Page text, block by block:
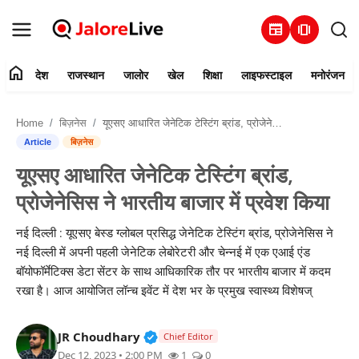
newspaper amp_stories
संपर्क करें
देश
जालोर
खेल
शिक्षा
home देश राजस्थान जालोर खेल शिक्षा लाइफस्टाइल मनोरंजन
Home बिज़नेस यूएसए आधारित जेनेटिक टेस्टिंग ब्रांड, प्रोजेनेसिस ने भारतीय बाजार में प्रवेश किया
Article बिज़नेस
यूएसए आधारित जेनेटिक टेस्टिंग ब्रांड,
प्रोजेनेसिस ने भारतीय बाजार में प्रवेश किया
नई दिल्ली : यूएसए बेस्ड ग्लोबल प्रसिद्ध जेनेटिक टेस्टिंग ब्रांड, प्रोजेनेसिस ने
नई दिल्ली में अपनी पहली जेनेटिक लेबोरेटरी और चेन्नई में एक एआई एंड
बॉयोफॉर्मेटिक्स डेटा सेंटर के साथ आधिकारिक तौर पर भारतीय बाजार में कदम
रखा है। आज आयोजित लॉन्च इवेंट में देश भर के प्रमुख स्वास्थ्य विशेषज्
JR Choudhary Verified Public Figure • 30 Mar,
Chief Editor
Dec 12, 2023 • 2:00 PM 1 0